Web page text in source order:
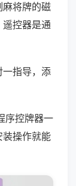
麻将牌的磁
遥控器是通
一指导，添
序控牌器一
装操作就能